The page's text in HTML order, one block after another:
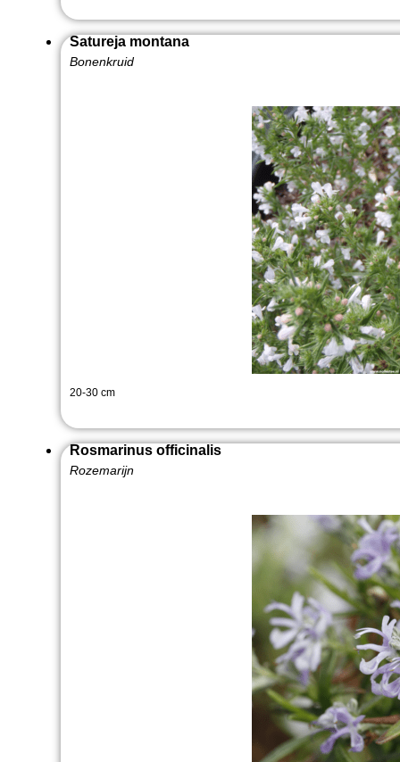
Satureja montana
Bonenkruid
20-30 cm
Rosmarinus officinalis
Rozemarijn